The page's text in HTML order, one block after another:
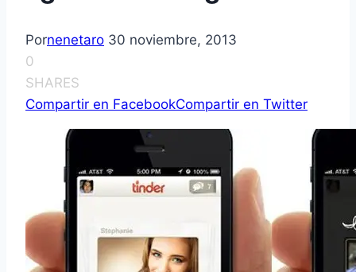
Pornenetaro 30 noviembre, 2013
0
SHARES
Compartir en FacebookCompartir en Twitter